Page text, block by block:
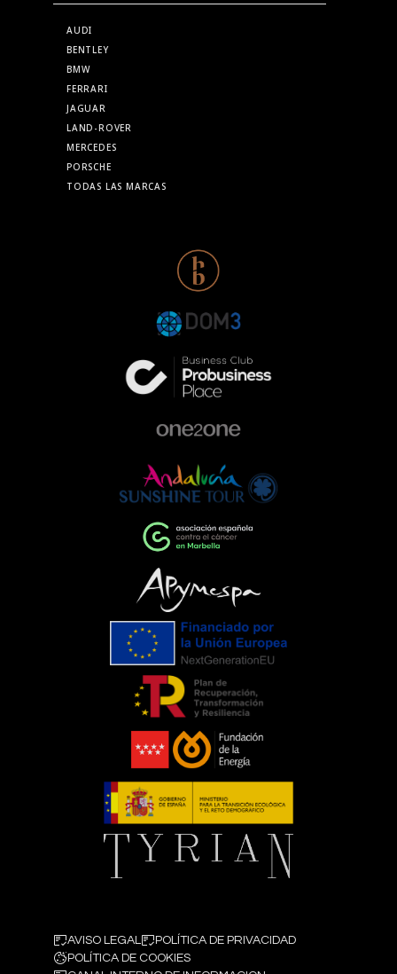
AUDI
BENTLEY
BMW
FERRARI
JAGUAR
LAND-ROVER
MERCEDES
PORSCHE
TODAS LAS MARCAS
AVISO LEGAL
POLÍTICA DE PRIVACIDAD
POLÍTICA DE COOKIES